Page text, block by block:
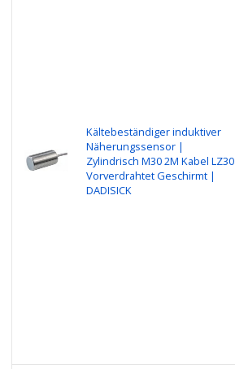
Kältebeständiger induktiver
Näherungssensor |
Zylindrisch M30 2M Kabel LZ30
Vorverdrahtet Geschirmt |
DADISICK